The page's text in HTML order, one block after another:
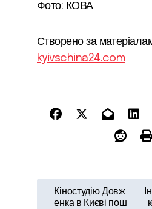
Фото: КОВА
Створено за
kyivschina24.com
Кіностудію Довж
енка в Києві пош